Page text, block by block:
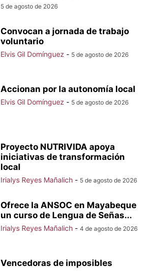
5 de agosto de 2026
Convocan a jornada de trabajo
voluntario
Elvis Gil Domínguez - 5 de agosto de 2026
Accionan por la autonomía local
Elvis Gil Domínguez - 5 de agosto de 2026
Proyecto NUTRIVIDA apoya
iniciativas de transformación
local
Irialys Reyes Mañalich - 5 de agosto de 2026
Ofrece la ANSOC en Mayabeque
un curso de Lengua de Señas...
Irialys Reyes Mañalich - 4 de agosto de 2026
Vencedoras de imposibles